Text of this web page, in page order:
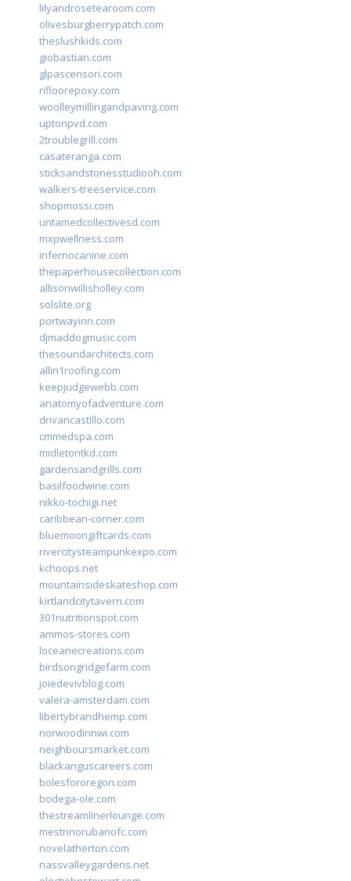
lilyandrosetearoom.com
olivesburgberrypatch.com
theslushkids.com
giobastian.com
glpascensori.com
rifloorepoxy.com
woolleymillingandpaving.com
uptonpvd.com
2troublegrill.com
casateranga.com
sticksandstonesstudiooh.com
walkers-treeservice.com
shopmossi.com
untamedcollectivesd.com
mxpwellness.com
infernocanine.com
thepaperhousecollection.com
allisonwillisholley.com
solslite.org
portwayinn.com
djmaddogmusic.com
thesoundarchitects.com
allin1roofing.com
keepjudgewebb.com
anatomyofadventure.com
drivancastillo.com
cmmedspa.com
midletontkd.com
gardensandgrills.com
basilfoodwine.com
nikko-tochigi.net
caribbean-corner.com
bluemoongiftcards.com
rivercitysteampunkexpo.com
kchoops.net
mountainsideskateshop.com
kirtlandcitytavern.com
301nutritionspot.com
ammos-stores.com
loceanecreations.com
birdsongridgefarm.com
joiedevivblog.com
valera-amsterdam.com
libertybrandhemp.com
norwoodinnwi.com
neighboursmarket.com
blackanguscareers.com
bolesfororegon.com
bodega-ole.com
thestreamlinerlounge.com
mestrinorubanofc.com
novelatherton.com
nassvalleygardens.net